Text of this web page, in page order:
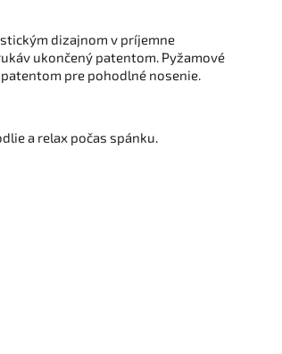
dizajnom v príjemne
ukončený patentom. Pyžamové
pre pohodlné nosenie.
a relax počas spánku.